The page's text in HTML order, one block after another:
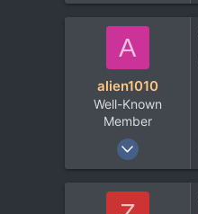
A
alien1010
Well-Known
Member
8 Июн 2011
924